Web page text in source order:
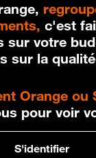
c'est
sur votre
sur la
Orange ou
pour voir
S'identifier